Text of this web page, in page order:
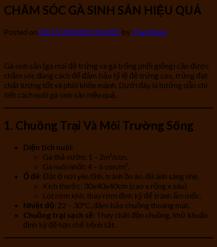
CHĂM SÓC GÀ SINH SẢN HIỆU QUẢ
Posted on 02/15/202502/15/2025 by Tran Ngoc
Gà sinh sản (gà mái đẻ trứng và gà trống phối giống) cần được
chăm sóc đúng cách để đảm bảo tỷ lệ đẻ trứng cao, trứng đạt
chất lượng tốt và phôi khỏe mạnh. Dưới đây là hướng dẫn chi
tiết cách nuôi gà sinh sản hiệu quả.
1. Chuồng Trại Và Môi Trường Sống
Diện tích nuôi:
Gà thả vườn: 1 – 2m²/con.
Gà nuôi nhốt: 4 – 6 con/m².
Ổ đẻ: Đặt ở nơi yên tĩnh, tránh ồn ào, đủ ánh sáng nhẹ.
Kích thước: 30x40x40cm (cao x rộng x sâu).
Lót rơm khô, thay rơm định kỳ để tránh ẩm mốc.
Nhiệt độ: 22 – 30°C, đảm bảo chuồng thoáng mát.
Chuồng trại sạch sẽ: Thay chất độn chuồng, khử khuẩn
định kỳ để hạn chế bệnh tật.